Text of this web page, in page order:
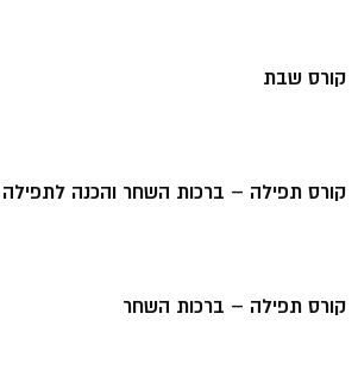
קורס שבת
קורס תפילה – ברכות השחר והכנה לתפילה
קורס תפילה – ברכות השחר